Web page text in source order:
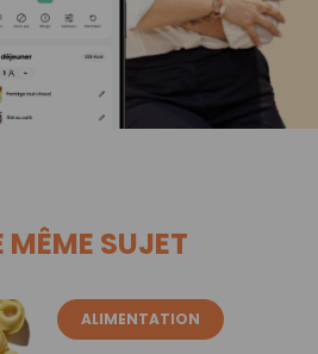
MÊME SUJET
ALIMENTATION